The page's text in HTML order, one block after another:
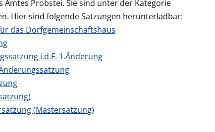
Amtes Probstei. Sie sind unter der Kategorie
Hier sind folgende Satzungen herunterladbar:
das Dorfgemeinschaftshaus
i.d.F. 1.Änderung
(Mastersatzung)